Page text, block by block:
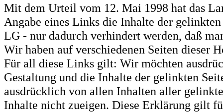
Mit dem Urteil vom 12. Mai 1998 hat das
Angabe eines Links die Inhalte der
LG - nur dadurch verhindert werden, daß
Wir haben auf verschiedenen Seiten dieser
Für all diese Links gilt: Wir möchten
Gestaltung und die Inhalte der gelinkten
ausdrücklich von allen Inhalten aller
Inhalte nicht zueigen. Diese Erklärung gilt